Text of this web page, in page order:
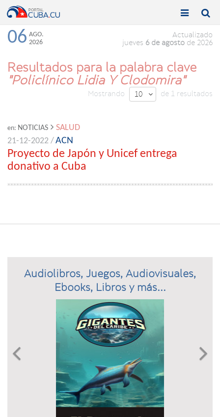
Toggle

Toggle

06 AGO.
2026
Actualizado
jueves 6 de agosto de 2026
Resultados para la palabra clave
"Policlínico Lidia Y Clodomira"
Mostrando 10  de 1 resultados
en: NOTICIAS
SALUD
21-12-2022 /ACN
Proyecto de Japón y Unicef entrega
donativo a Cuba
Audiolibros, Juegos, Audiovisuales,
Ebooks, Libros y más...
Previous 